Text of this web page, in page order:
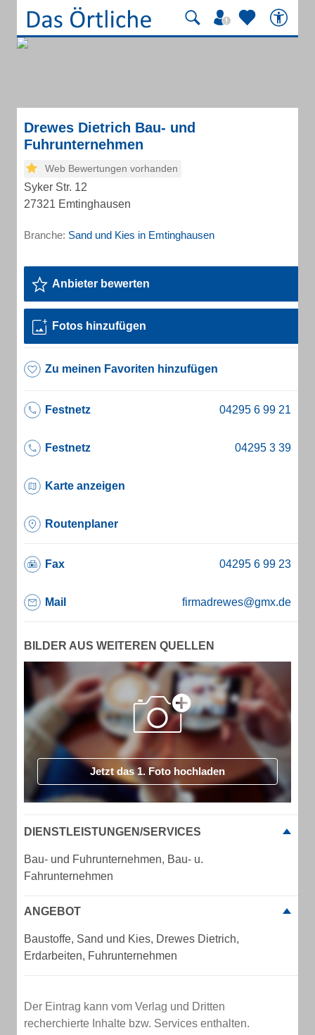
Drewes Dietrich Bau- und
Fuhrunternehmen
Web Bewertungen vorhanden
Syker Str. 12
27321 Emtinghausen
Branche: Sand und Kies in Emtinghausen
Anbieter bewerten
Fotos hinzufügen
Zu meinen Favoriten hinzufügen
Festnetz
Festnetz
Karte anzeigen
Routenplaner
Fax
Mail firmadrewes@gmx.de
BILDER AUS WEITEREN QUELLEN
Jetzt das 1. Foto hochladen
DIENSTLEISTUNGEN/SERVICES
Bau- und Fuhrunternehmen, Bau- u.
Fahrunternehmen
ANGEBOT
Baustoffe, Sand und Kies, Drewes Dietrich,
Erdarbeiten, Fuhrunternehmen
Der Eintrag kann vom Verlag und Dritten
recherchierte Inhalte bzw. Services enthalten.